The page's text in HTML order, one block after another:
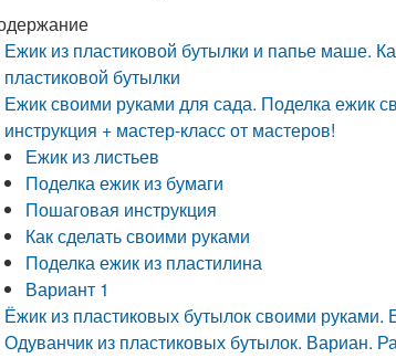
Ежик из пластиковой бутылки и папье маше.
пластиковой бутылки
Ежик своими руками для сада. Поделка ежик
инструкция + мастер-класс от мастеров!
Ежик из листьев
Поделка ежик из бумаги
Пошаговая инструкция
Как сделать своими руками
Поделка ежик из пластилина
Вариант 1
Ёжик из пластиковых бутылок своими руками.
Одуванчик из пластиковых бутылок. Вариан.